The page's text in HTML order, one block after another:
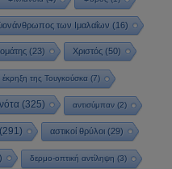
των Ιμαλαΐων (16)
(23) Χριστός(50)
έκρηξη της Τουγκούσκα (7)
(325) αντισύμπαν (2)
(291) αστικοί θρύλοι (29)
δερμο-οπτική αντίληψη (3)